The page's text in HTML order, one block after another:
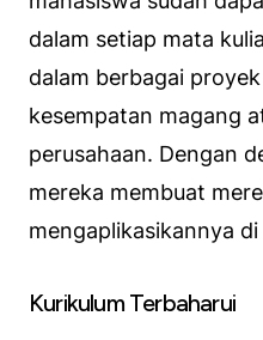
dalam setiap mata
dalam berbagai
kesempatan magang
perusahaan. Dengan
mereka membuat
mengaplikasikannya
Kurikulum Terbaharui